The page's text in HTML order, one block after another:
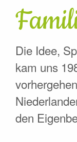
Die Idee,
kam uns
den